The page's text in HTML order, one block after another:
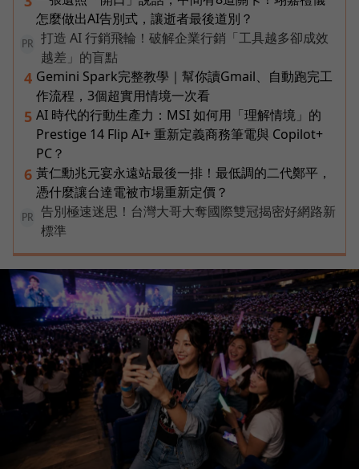
怎麼做出AI告別式，讓逝者最後道別？
PR
打造 AI 行銷飛輪！破解企業行銷「工具越多卻成效
越差」的盲點
4 Gemini Spark完整教學｜幫你讀Gmail、自動跑完工
作流程，3個超實用情境一次看
5 AI 時代的行動生產力：MSI 如何用「理解情境」的
Prestige 14 Flip AI+ 重新定義商務筆電與 Copilot+
PC？
6 黃仁勳兆元宴永遠站最後一排！最低調的二代鄭平，
憑什麼讓台達電被市場重新定價？
PR
告別極速迷思！台灣大哥大奪國際雙冠揭密好網路新
標準